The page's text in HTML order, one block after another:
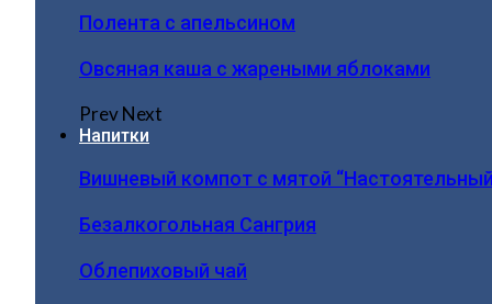
Полента с апельсином
Овсяная каша с жареными яблоками
PrevNext
Напитки
Вишневый компот с мятой
Безалкогольная Сангрия
Облепиховый чай